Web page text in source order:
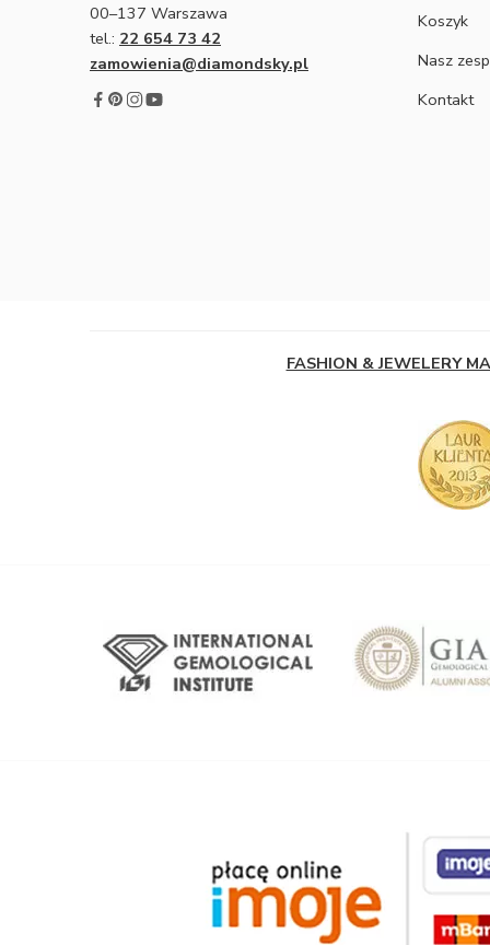
00–137 Warszawa
tel.: 22 654 73 42
zamowienia@diamondsky.pl
Koszyk
Nasz
Kontakt
FASHION & JEWELERY